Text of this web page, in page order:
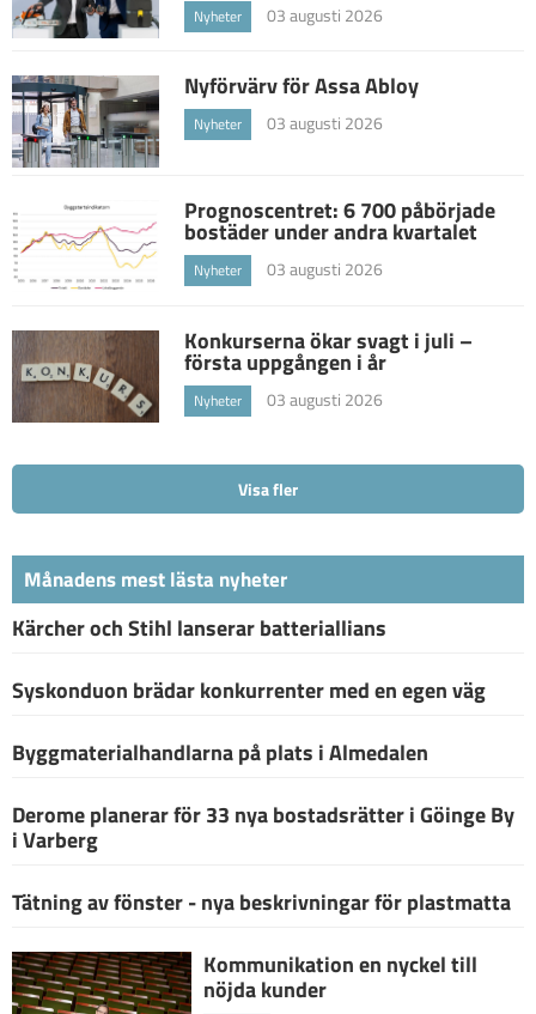
Nyheter 03 augusti 2026
Nyförvärv för Assa Abloy
Nyheter 03 augusti 2026
Prognoscentret: 6 700 påbörjade
bostäder under andra kvartalet
Nyheter 03 augusti 2026
Konkurserna ökar svagt i juli –
första uppgången i år
Nyheter 03 augusti 2026
Visa fler
Månadens mest lästa nyheter
Kärcher och Stihl lanserar batteriallians
Syskonduon brädar konkurrenter med en egen väg
Byggmaterialhandlarna på plats i Almedalen
Derome planerar för 33 nya bostadsrätter i Göinge By
i Varberg
Tätning av fönster - nya beskrivningar för plastmatta
Kommunikation en nyckel till
nöjda kunder